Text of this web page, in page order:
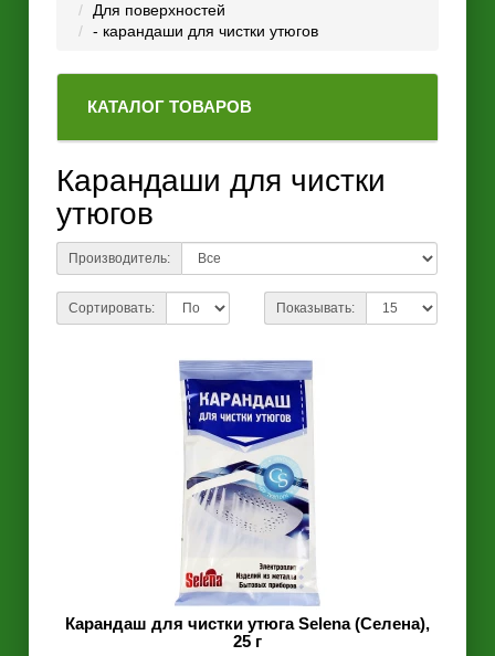
Для поверхностей
- карандаши для чистки утюгов
КАТАЛОГ ТОВАРОВ
Карандаши для чистки
утюгов
Производитель:
Сортировать: Показывать:
Карандаш для чистки утюга Selena (Селена),
25 г